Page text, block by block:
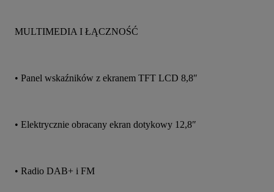
MULTIMEDIA I ŁĄCZNOŚĆ
• Panel wskaźników z ekranem TFT LCD 8,8″
• Elektrycznie obracany ekran dotykowy 12,8″
• Radio DAB+ i FM